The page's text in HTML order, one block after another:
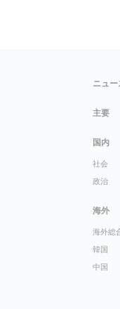
ニュ
主要
国内
社会
政治
海外
海外総
韓国
中国